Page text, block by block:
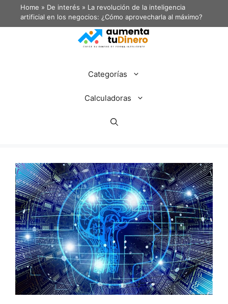
Home » De interés » La revolución de la inteligencia
artificial en los negocios: ¿Cómo aprovecharla al máximo?
Categorías
Calculadoras